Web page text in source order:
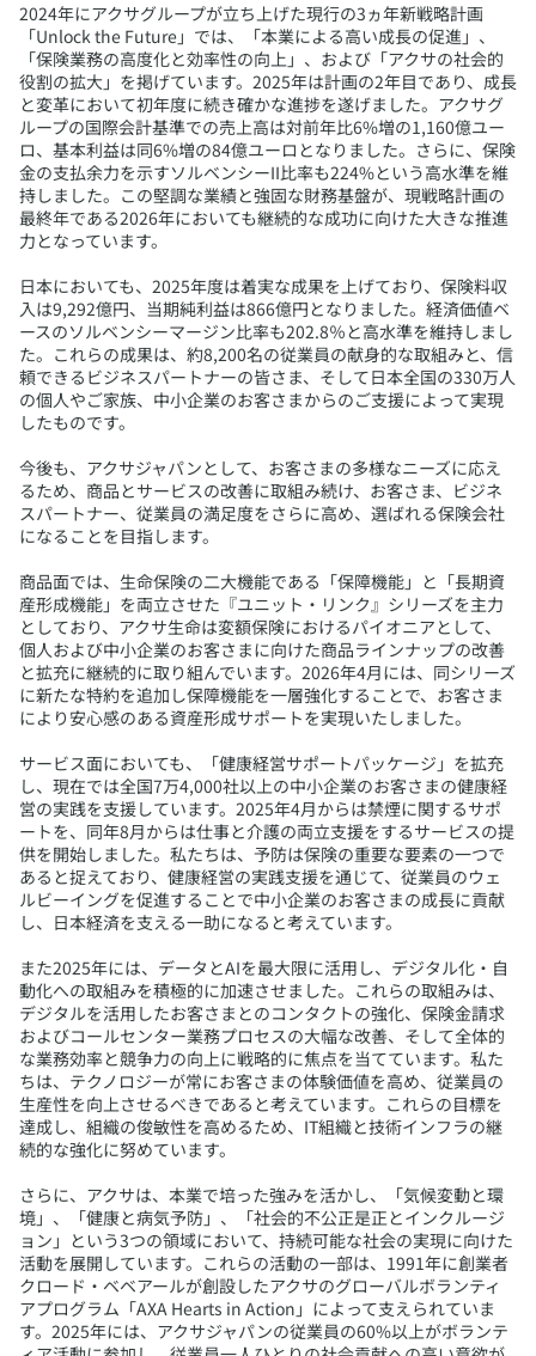
2024年にアクサグループが立ち上げた現行の3ヵ年新戦略計画
「Unlock the Future」では、「本業による高い成長の促進」、
「保険業務の高度化と効率性の向上」、および「アクサの社会的
役割の拡大」を掲げています。2025年は計画の2年目であり、成長
と変革において初年度に続き確かな進捗を遂げました。アクサグ
ループの国際会計基準での売上高は対前年比6%増の1,160億ユー
ロ、基本利益は同6%増の84億ユーロとなりました。さらに、保険
金の支払余力を示すソルベンシーII比率も224%という高水準を維
持しました。この堅調な業績と強固な財務基盤が、現戦略計画の
最終年である2026年においても継続的な成功に向けた大きな推進
力となっています。
日本においても、2025年度は着実な成果を上げており、保険料収
入は9,292億円、当期純利益は866億円となりました。経済価値ベ
ースのソルベンシーマージン比率も202.8％と高水準を維持しまし
た。これらの成果は、約8,200名の従業員の献身的な取組みと、信
頼できるビジネスパートナーの皆さま、そして日本全国の330万人
の個人やご家族、中小企業のお客さまからのご支援によって実現
したものです。
今後も、アクサジャパンとして、お客さまの多様なニーズに応え
るため、商品とサービスの改善に取組み続け、お客さま、ビジネ
スパートナー、従業員の満足度をさらに高め、選ばれる保険会社
になることを目指します。
商品面では、生命保険の二大機能である「保障機能」と「長期資
産形成機能」を両立させた『ユニット・リンク』シリーズを主力
としており、アクサ生命は変額保険におけるパイオニアとして、
個人および中小企業のお客さまに向けた商品ラインナップの改善
と拡充に継続的に取り組んでいます。2026年4月には、同シリーズ
に新たな特約を追加し保障機能を一層強化することで、お客さま
により安心感のある資産形成サポートを実現いたしました。
サービス面においても、「健康経営サポートパッケージ」を拡充
し、現在では全国7万4,000社以上の中小企業のお客さまの健康経
営の実践を支援しています。2025年4月からは禁煙に関するサポ
ートを、同年8月からは仕事と介護の両立支援をするサービスの提
供を開始しました。私たちは、予防は保険の重要な要素の一つで
あると捉えており、健康経営の実践支援を通じて、従業員のウェ
ルビーイングを促進することで中小企業のお客さまの成長に貢献
し、日本経済を支える一助になると考えています。
また2025年には、データとAIを最大限に活用し、デジタル化・自
動化への取組みを積極的に加速させました。これらの取組みは、
デジタルを活用したお客さまとのコンタクトの強化、保険金請求
およびコールセンター業務プロセスの大幅な改善、そして全体的
な業務効率と競争力の向上に戦略的に焦点を当てています。私た
ちは、テクノロジーが常にお客さまの体験価値を高め、従業員の
生産性を向上させるべきであると考えています。これらの目標を
達成し、組織の俊敏性を高めるため、IT組織と技術インフラの継
続的な強化に努めています。
さらに、アクサは、本業で培った強みを活かし、「気候変動と環
境」、「健康と病気予防」、「社会的不公正是正とインクルージ
ョン」という3つの領域において、持続可能な社会の実現に向けた
活動を展開しています。これらの活動の一部は、1991年に創業者
クロード・ベベアールが創設したアクサのグローバルボランティ
アプログラム「AXA Hearts in Action」によって支えられていま
す。2025年には、アクサジャパンの従業員の60%以上がボランテ